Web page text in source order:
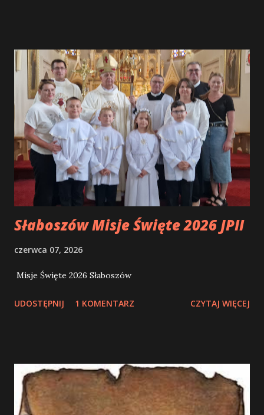
passa a frente... Das minhas noites e dos meus dias, Maria
passa a frente... De tudo que é importante para mim, Maria
passa a frente... Do que sinto, de como estou e do que
preciso, Maria passa a frente... Do que me sobra e do que
me falta, Maria passa a frente... De tudo aquilo que já fiz,
Maria passa a frente... De tudo que ainda me resta fazer e
ser, Maria passa a frente... Da minha luta contra o pecado,
Maria passa a frente... Da minha v...
Słaboszów Misje Święte 2026 JPII
czerwca 07, 2026
Misje Święte 2026 Słaboszów
UDOSTĘPNIJ 1 KOMENTARZ CZYTAJ WIĘCEJ